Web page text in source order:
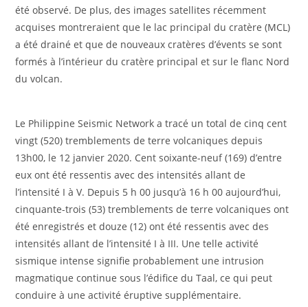
été observé. De plus, des images satellites récemment
acquises montreraient que le lac principal du cratère (MCL)
a été drainé et que de nouveaux cratères d’évents se sont
formés à l’intérieur du cratère principal et sur le flanc Nord
du volcan.
Le Philippine Seismic Network a tracé un total de cinq cent
vingt (520) tremblements de terre volcaniques depuis
13h00, le 12 janvier 2020. Cent soixante-neuf (169) d’entre
eux ont été ressentis avec des intensités allant de
l’intensité I à V. Depuis 5 h 00 jusqu’à 16 h 00 aujourd’hui,
cinquante-trois (53) tremblements de terre volcaniques ont
été enregistrés et douze (12) ont été ressentis avec des
intensités allant de l’intensité I à III. Une telle activité
sismique intense signifie probablement une intrusion
magmatique continue sous l’édifice du Taal, ce qui peut
conduire à une activité éruptive supplémentaire.